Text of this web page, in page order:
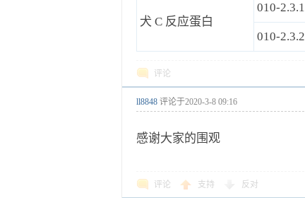
犬 C 反应蛋白
010-2.3.1
010-2.3.2
评论
ll8848 评论于2020-3-8 09:16
感谢大家的围观
评论 支持 反对